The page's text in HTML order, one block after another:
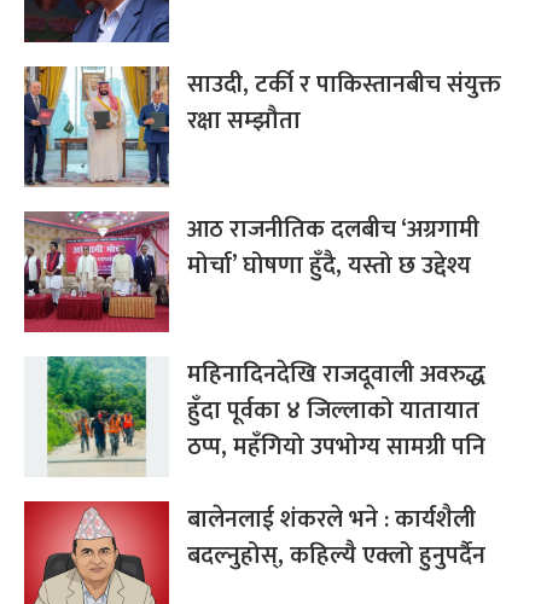
साउदी, टर्की र पाकिस्तानबीच संयुक्त
रक्षा सम्झौता
आठ राजनीतिक दलबीच ‘अग्रगामी
मोर्चा’ घोषणा हुँदै, यस्तो छ उद्देश्य
महिनादिनदेखि राजदूवाली अवरुद्ध
हुँदा पूर्वका ४ जिल्लाको यातायात
ठप्प, महँगियो उपभोग्य सामग्री पनि
बालेनलाई शंकरले भने : कार्यशैली
बदल्नुहोस्, कहिल्यै एक्लो हुनुपर्दैन